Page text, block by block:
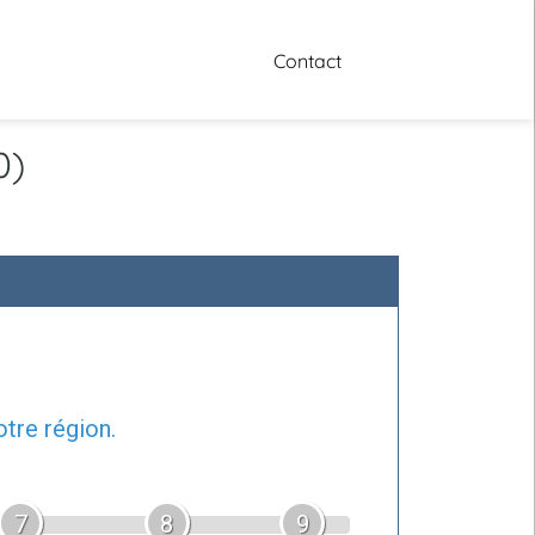
Contact
région.
7 8 9